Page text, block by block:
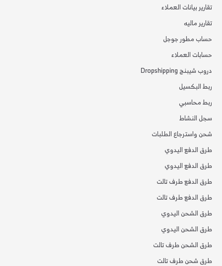
تقارير بيانات العملاء
تقارير ماليه
حساب مطور جوجل
حسابات العملاء
دروب شيبنج Dropshipping
ربط البكسيل
ربط محاسبي
سجل النشاط
شحن واسترجاع الطلبات
طرق الدفع اليدوي
طرق الدفع اليدوي
طرق الدفع طرف تالت
طرق الدفع طرف تالت
طرق الشحن اليدوي
طرق الشحن اليدوي
طرق الشحن طرف تالت
طرق شحن طرف تالت